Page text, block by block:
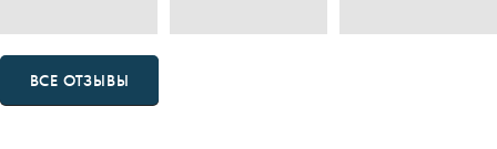
ВСЕ ОТЗЫВЫ